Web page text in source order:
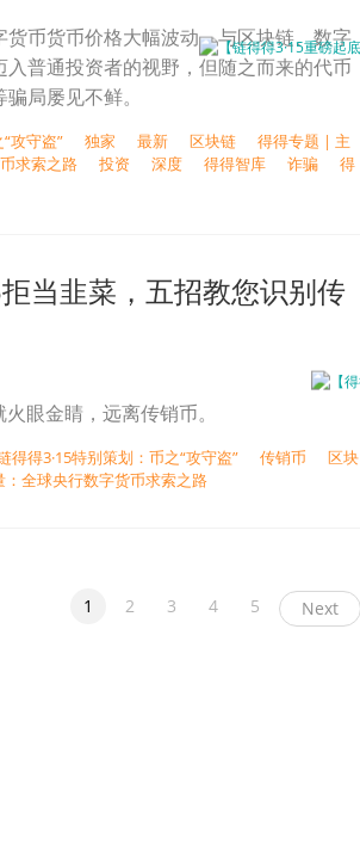
币货币价格大幅波动，与区块链、数字
普通投资者的视野，但随之而来的代币
局屡见不鲜。
攻守盗” 独家 最新 区块链
得得专题 | 主
求索之路
投资 深度 得得智库 诈骗
得
拒当韭菜，五招教您识别传
眼金睛，远离传销币。
得得3·15特别策划：币之“攻守盗” 传销币
区块
全球央行数字货币求索之路
1 2 3 4 5 Next